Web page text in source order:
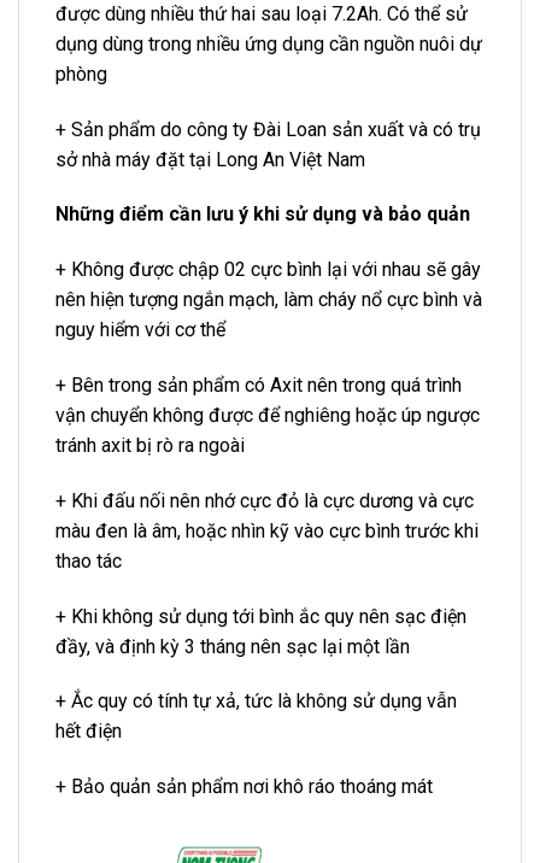
được dùng nhiều thứ hai sau loại 7.2Ah. Có thể sử
dụng dùng trong nhiều ứng dụng cần nguồn nuôi dự
phòng
+ Sản phẩm do công ty Đài Loan sản xuất và có trụ
sở nhà máy đặt tại Long An Việt Nam
Những điểm cần lưu ý khi sử dụng và bảo quản
+ Không được chập 02 cực bình lại với nhau sẽ gây
nên hiện tượng ngắn mạch, làm cháy nổ cực bình và
nguy hiểm với cơ thể
+ Bên trong sản phẩm có Axit nên trong quá trình
vận chuyển không được để nghiêng hoặc úp ngược
tránh axit bị rò ra ngoài
+ Khi đấu nối nên nhớ cực đỏ là cực dương và cực
màu đen là âm, hoặc nhìn kỹ vào cực bình trước khi
thao tác
+ Khi không sử dụng tới bình ắc quy nên sạc điện
đầy, và định kỳ 3 tháng nên sạc lại một lần
+ Ắc quy có tính tự xả, tức là không sử dụng vẫn
hết điện
+ Bảo quản sản phẩm nơi khô ráo thoáng mát